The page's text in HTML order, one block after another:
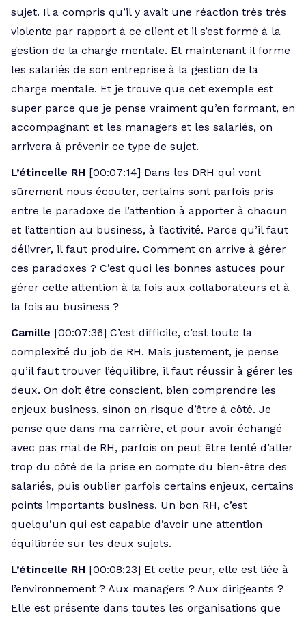
sujet. Il a compris qu’il y avait une réaction très très
violente par rapport à ce client et il s’est formé à la
gestion de la charge mentale. Et maintenant il forme
les salariés de son entreprise à la gestion de la
charge mentale. Et je trouve que cet exemple est
super parce que je pense vraiment qu’en formant, en
accompagnant et les managers et les salariés, on
arrivera à prévenir ce type de sujet.
L’étincelle RH [00:07:14] Dans les DRH qui vont
sûrement nous écouter, certains sont parfois pris
entre le paradoxe de l’attention à apporter à chacun
et l’attention au business, à l’activité. Parce qu’il faut
délivrer, il faut produire. Comment on arrive à gérer
ces paradoxes ? C’est quoi les bonnes astuces pour
gérer cette attention à la fois aux collaborateurs et à
la fois au business ?
Camille [00:07:36] C’est difficile, c’est toute la
complexité du job de RH. Mais justement, je pense
qu’il faut trouver l’équilibre, il faut réussir à gérer les
deux. On doit être conscient, bien comprendre les
enjeux business, sinon on risque d’être à côté. Je
pense que dans ma carrière, et pour avoir échangé
avec pas mal de RH, parfois on peut être tenté d’aller
trop du côté de la prise en compte du bien-être des
salariés, puis oublier parfois certains enjeux, certains
points importants business. Un bon RH, c’est
quelqu’un qui est capable d’avoir une attention
équilibrée sur les deux sujets.
L’étincelle RH [00:08:23] Et cette peur, elle est liée à
l’environnement ? Aux managers ? Aux dirigeants ?
Elle est présente dans toutes les organisations que